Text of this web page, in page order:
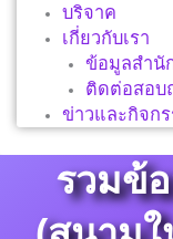
บริจาค
เกี่ยวกับเรา
ข้อมูลสำนั
ติดต่อสอบ
ข่าวและกิจก
รวมข้